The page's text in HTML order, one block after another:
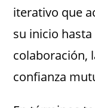
iterativo que
su inicio
colaboración,
confianza